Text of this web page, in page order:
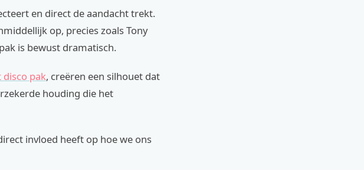
en direct de aandacht trekt.
op, precies zoals Tony
is bewust dramatisch.
disco pak, creëren een silhouet dat
houding die het
invloed heeft op hoe we ons